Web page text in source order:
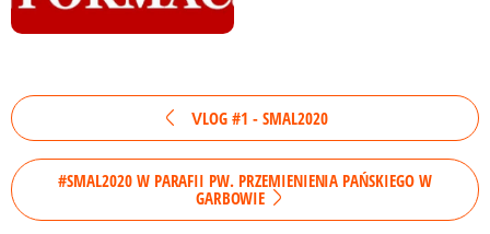
VLOG #1 - SMAL2020
#SMAL2020 W PARAFII PW. PRZEMIENIENIA PAŃSKIEGO W
GARBOWIE